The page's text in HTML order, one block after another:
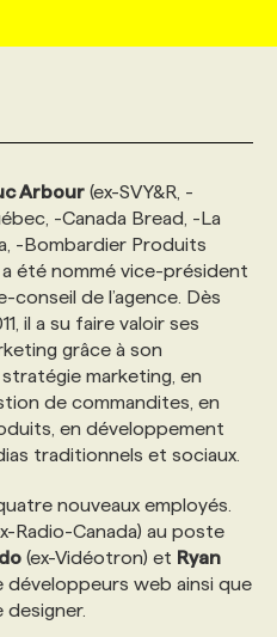
NOUS
LIGNE
FORMATIONS
DE TÊTE
Arbour(ex-SVY&R, -
-Canada Bread, -La
-Bombardier Produits
été nommé vice-président
conseil de l’agence. Dès
il a su faire valoir ses
grâce à son
marketing, en
de commandites, en
en développement
traditionnels et sociaux.
nouveaux employés.
Radio-Canada) au poste
(ex-Vidéotron) et Ryan
développeurs web ainsi que